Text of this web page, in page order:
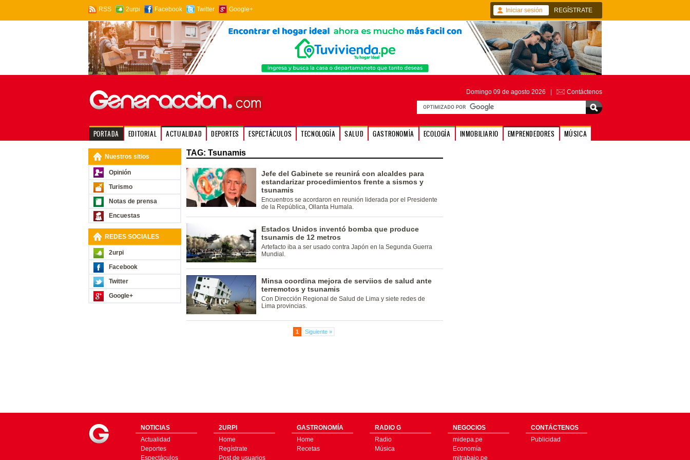
RSS 2urpi Facebook Twitter Google+ Iniciar sesión REGÍSTRATE
Domingo 09 de agosto 2026 | Contáctenos
PORTADA EDITORIAL ACTUALIDAD DEPORTES ESPECTÁCULOS TECNOLOGÍA SALUD GASTRONOMÍA ECOLOGÍA INMOBILIARIO EMPRENDEDORES MÚSICA
Nuestros sitios
Opinión
Turismo
Notas de prensa
Encuestas
REDES SOCIALES
2urpi
Facebook
Twitter
Google+
TAG: Tsunamis
Jefe del Gabinete se reunirá con alcaldes para
estandarizar procedimientos frente a sismos y
tsunamis
Encuentros se acordaron en reunión liderada por el Presidente
de la República, Ollanta Humala.
Estados Unidos inventó bomba que produce
tsunamis de 12 metros
Artefacto iba a ser usado contra Japón en la Segunda Guerra
Mundial.
Minsa coordina mejora de serviios de salud ante
terremotos y tsunamis
Con Dirección Regional de Salud de Lima y siete redes de
Lima provincias.
1 Siguiente »
NOTICIAS
Actualidad
Deportes
Espectáculos
2URPI
Home
Regístrate
Post de usuarios
GASTRONOMÍA
Home
Recetas
RADIO G
Radio
Música
NEGOCIOS
midepa.pe
Economía
mitrabajo.pe
CONTÁCTENOS
Publicidad